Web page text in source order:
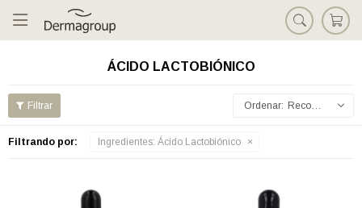

ÁCIDO LACTOBIÓNICO
Recomendados
Filtrando por: Ingredientes: Ácido Lactobiónico